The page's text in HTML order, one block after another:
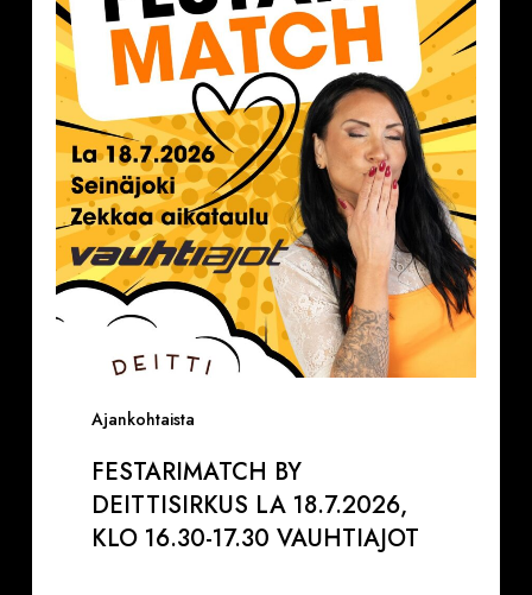
Ajankohtaista
Deittisirkus
18.7.2026,
klo
16.30-
17.30
VAUHTIAJOT
FESTARIMATCH BY
DEITTISIRKUS LA 18.7.2026,
KLO 16.30-17.30 VAUHTIAJOT